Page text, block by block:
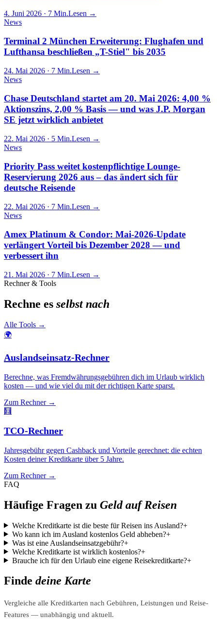
4. Juni 2026 · 7 Min.Lesen →
News
Terminal 2 München Erweiterung: Flughafen und
Lufthansa beschließen „T-Stiel" bis 2035
24. Mai 2026 · 7 Min.Lesen →
News
Chase Deutschland startet am 20. Mai 2026: 4,00 %
Aktionszins, 2,00 % Basis — und was J.P. Morgan
SE jetzt wirklich anbietet
22. Mai 2026 · 5 Min.Lesen →
News
Priority Pass weitet kostenpflichtige Lounge-
Reservierung 2026 aus – das ändert sich für
deutsche Reisende
22. Mai 2026 · 7 Min.Lesen →
News
Amex Platinum & Condor: Mai-2026-Update
verlängert Vorteil bis Dezember 2028 — und
verbessert ihn
21. Mai 2026 · 7 Min.Lesen →
Rechner & Tools
Rechne es selbst nach
Alle Tools →
🌍
Auslandseinsatz-Rechner
Berechne, was Fremdwährungsgebühren dich im Urlaub wirklich
kosten — und wie viel du mit der richtigen Karte sparst.
Zum Rechner →
🧮
TCO-Rechner
Jahresgebühr gegen Cashback und Vorteile gerechnet: die echten
Kosten deiner Kreditkarte über 5 Jahre.
Zum Rechner →
FAQ
Häufige Fragen zu Geld auf Reisen
Welche Kreditkarte ist die beste für Reisen ins Ausland?+
Wo kann ich im Ausland kostenlos Geld abheben?+
Was ist eine Auslandseinsatzgebühr?+
Welche Kreditkarte ist wirklich kostenlos?+
Brauche ich für den Urlaub eine eigene Reisekreditkarte?+
Finde deine Karte
Vergleiche alle Kreditkarten nach Gebühren, Leistungen und Reise-
Features — unabhängig und aktuell.